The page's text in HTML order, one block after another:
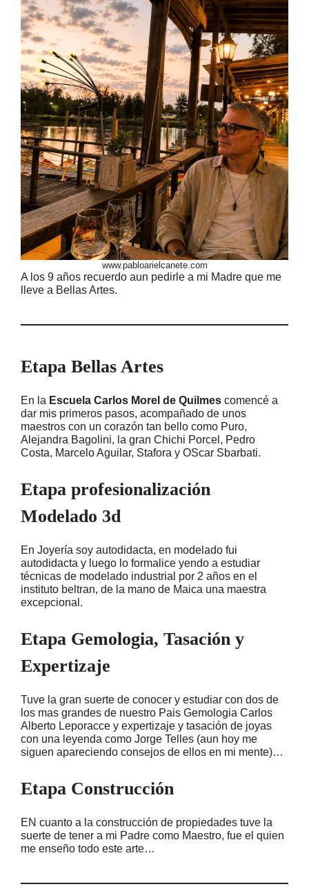
www.pabloarielcanete.com
A los 9 años recuerdo aun pedirle a mi Madre que me
lleve a Bellas Artes.
Etapa Bellas Artes
En la Escuela Carlos Morel de Quilmes comencé a
dar mis primeros pasos, acompañado de unos
maestros con un corazón tan bello como Puro,
Alejandra Bagolini, la gran Chichi Porcel, Pedro
Costa, Marcelo Aguilar, Stafora y OScar Sbarbati.
Etapa profesionalización
Modelado 3d
En Joyería soy autodidacta, en modelado fui
autodidacta y luego lo formalice yendo a estudiar
técnicas de modelado industrial por 2 años en el
instituto beltran, de la mano de Maica una maestra
excepcional.
Etapa Gemologia, Tasación y
Expertizaje
Tuve la gran suerte de conocer y estudiar con dos de
los mas grandes de nuestro Pais Gemologia Carlos
Alberto Leporacce y expertizaje y tasación de joyas
con una leyenda como Jorge Telles (aun hoy me
siguen apareciendo consejos de ellos en mi mente)…
Etapa Construcción
EN cuanto a la construcción de propiedades tuve la
suerte de tener a mi Padre como Maestro, fue el quien
me enseño todo este arte…